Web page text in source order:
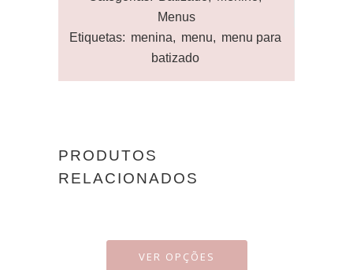
Menus
Etiquetas: menina, menu, menu para
batizado
PRODUTOS
RELACIONADOS
VER OPÇÕES